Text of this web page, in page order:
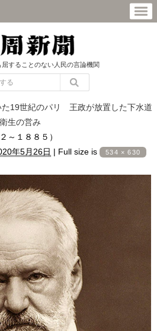
することのない人民の言論機関
た19世紀のパリ 王政が放置した下水道
生の営み
～１８８５）
年5月26日 | Full size is 534 × 630